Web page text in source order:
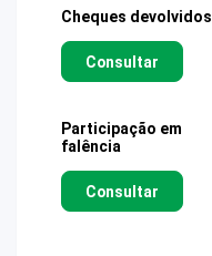
Cheques devolvidos
Consultar
Participação em
falência
Consultar